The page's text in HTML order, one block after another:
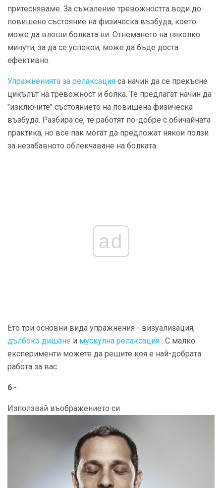
притесняваме. За съжаление тревожността води до
повишено състояние на физическа възбуда, което
може да влоши болката ни. Отнемането на няколко
минути, за да се успокои, може да бъде доста
ефективно.
Упражненията за релаксация са начин да се прекъсне
цикълът на тревожност и болка. Те предлагат начин да
"изключите" състоянието на повишена физическа
възбуда. Разбира се, те работят по-добре с обичайната
практика, но все пак могат да предложат някои ползи
за незабавното облекчаване на болката.
ad
Ето три основни вида упражнения - визуализация,
дълбоко дишане и мускулна релаксация . С малко
експерименти можете да решите коя е най-добрата
работа за вас.
6 -
Използвай въображението си